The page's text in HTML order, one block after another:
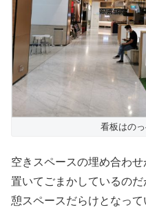
看板はの
空きスペースの埋め合わ
置いてごまかしているの
憩スペースだらけとなって